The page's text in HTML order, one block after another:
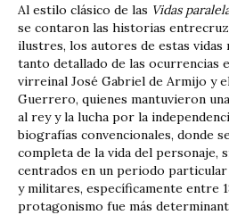
Al estilo clásico de las Vidas
se contaron las historias
ilustres, los autores de estas
tanto detallado de las ocurrencias
virreinal José Gabriel de Armijo y
Guerrero, quienes mantuvieron
al rey y la lucha por la
biografías convencionales, donde
completa de la vida del personaje,
centrados en un periodo particular
y militares, específicamente entre
protagonismo fue más